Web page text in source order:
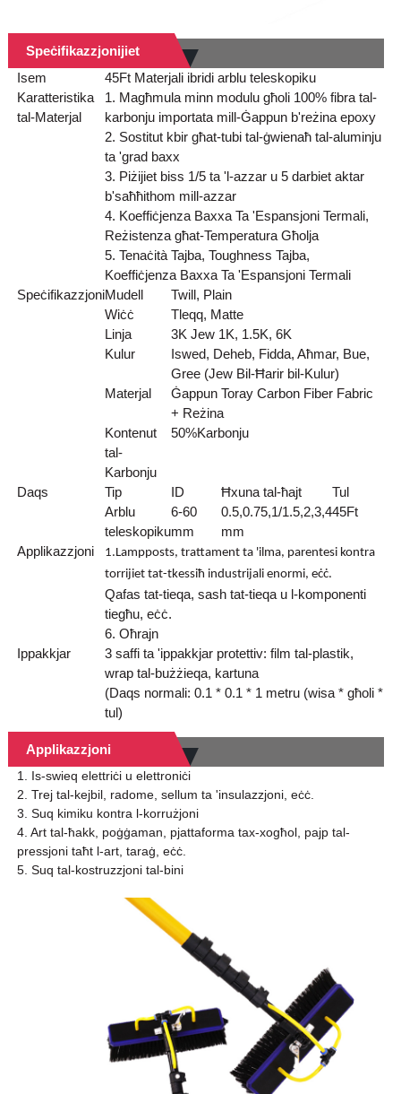
Speċifikazzjonijiet
Isem
45Ft Materjali ibridi arblu teleskopiku
Karatteristika
tal-Materjal
1. Magħmula minn modulu għoli 100% fibra tal-
karbonju importata mill-Ġappun b'reżina epoxy
2. Sostitut kbir għat-tubi tal-ġwienaħ tal-aluminju
ta 'grad baxx
3. Piżijiet biss 1/5 ta 'l-azzar u 5 darbiet aktar
b'saħħithom mill-azzar
4. Koeffiċjenza Baxxa Ta 'Espansjoni Termali,
Reżistenza għat-Temperatura Għolja
5. Tenaċità Tajba, Toughness Tajba,
Koeffiċjenza Baxxa Ta 'Espansjoni Termali
SpeċifikazzjoniMudell
Twill, Plain
Wiċċ
Tleqq, Matte
Linja
3K Jew 1K, 1.5K, 6K
Kulur
Iswed, Deheb, Fidda, Aħmar, Bue,
Gree (Jew Bil-Ħarir bil-Kulur)
Materjal
Ġappun Toray Carbon Fiber Fabric
+ Reżina
Kontenut
tal-
Karbonju
50%Karbonju
Daqs Tip ID Ħxuna tal-ħajt
Tul
Arblu
teleskopiku
6-60
mm
0.5,0.75,1/1.5,2,3,4
mm
45Ft
Applikazzjoni
1.Lampposts, trattament ta 'ilma, parentesi kontra
torrijiet tat-tkessiħ industrijali enormi, eċċ.
Qafas tat-tieqa, sash tat-tieqa u l-komponenti
tiegħu, eċċ.
6. Oħrajn
Ippakkjar
3 saffi ta 'ippakkjar protettiv: film tal-plastik,
wrap tal-bużżieqa, kartuna
(Daqs normali: 0.1 * 0.1 * 1 metru (wisa * għoli *
tul)
Applikazzjoni
1. Is-swieq elettriċi u elettroniċi
2. Trej tal-kejbil, radome, sellum ta 'insulazzjoni, eċċ.
3. Suq kimiku kontra l-korrużjoni
4. Art tal-ħakk, poġġaman, pjattaforma tax-xogħol, pajp tal-
pressjoni taħt l-art, taraġ, eċċ.
5. Suq tal-kostruzzjoni tal-bini